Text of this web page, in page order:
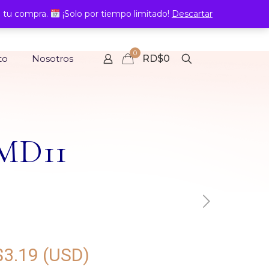
Nosotros 0 RD$0
3.19 (USD)
tu compra. ¡Solo por tiempo limitado! Descartar